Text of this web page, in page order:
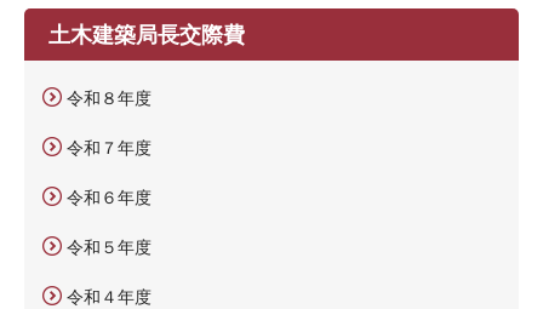
土木建築局長交際費
令和８年度
令和７年度
令和６年度
令和５年度
令和４年度